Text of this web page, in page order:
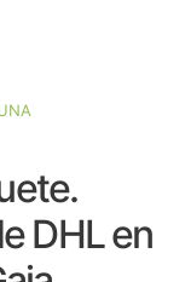
DHL en